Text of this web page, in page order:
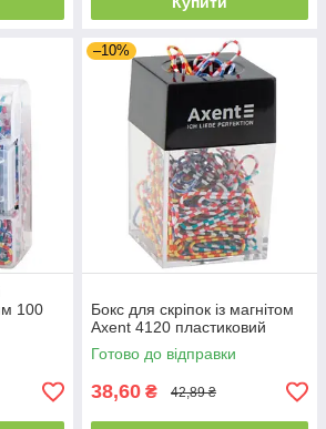
100
–10%
Бокс для скріпок із магнітом
Axent 4120 пластиковий
Готово до відправки
38,60 ₴ 42,89 ₴